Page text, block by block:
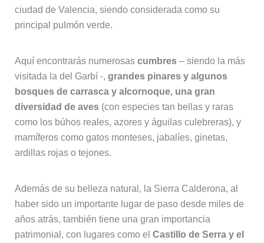
ciudad de Valencia, siendo considerada como su
principal pulmón verde.
Aquí encontrarás numerosas cumbres– siendo la más
visitada la del Garbí -, grandes pinares y algunos
bosques de carrasca y alcornoque, una gran
diversidad de aves(con especies tan bellas y raras
como los búhos reales, azores y águilas culebreras), y
mamíferos como gatos monteses, jabalíes, ginetas,
ardillas rojas o tejones.
Además de su belleza natural, la Sierra Calderona, al
haber sido un importante lugar de paso desde miles de
años atrás, también tiene una gran importancia
patrimonial, con lugares como el Castillo de Serra y el